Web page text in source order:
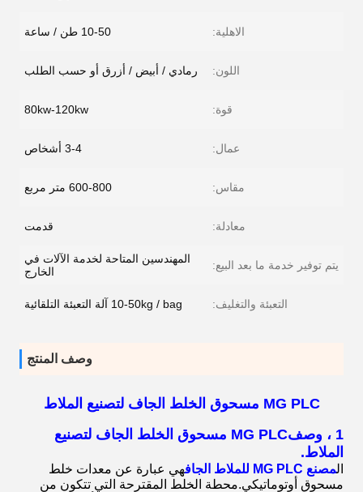
الاهلية: 10-50 طن / ساعة
اللون: رمادي / أبيض / أزرق أو حسب الطلب
قوة: 80kw-120kw
عمال: 3-4 أشخاص
مقاس: 600-800 متر مربع
معادلة: قدمت
يتم توفير خدمة ما بعد البيع:
المهندسين المتاحة لخدمة الآلات في
الخارج
التعبئة والتغليف: 10-50kg / bag آلة التعبئة التلقائية
وصف المنتج
MG PLC مسحوق الخلط الجاف لتصنيع الملاط
1 ، وصف
MG PLC مسحوق الخلط الجاف لتصنيع
الملاط.
المصنع MG PLC للملاط الجاف
هي عبارة عن معدات خلط
مسحوق أوتوماتيكي.محطة الخلط المقترحة التي تتكون من